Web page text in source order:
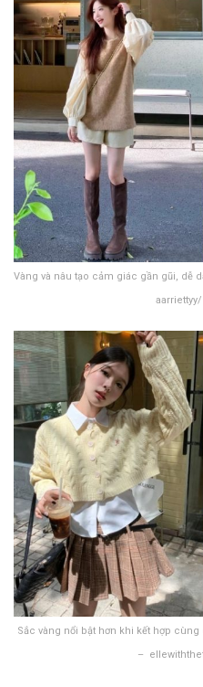
Vàng và nâu tạo cảm giác gần gũi, dễ
Sắc vàng nổi bật hơn khi kết hợp
–